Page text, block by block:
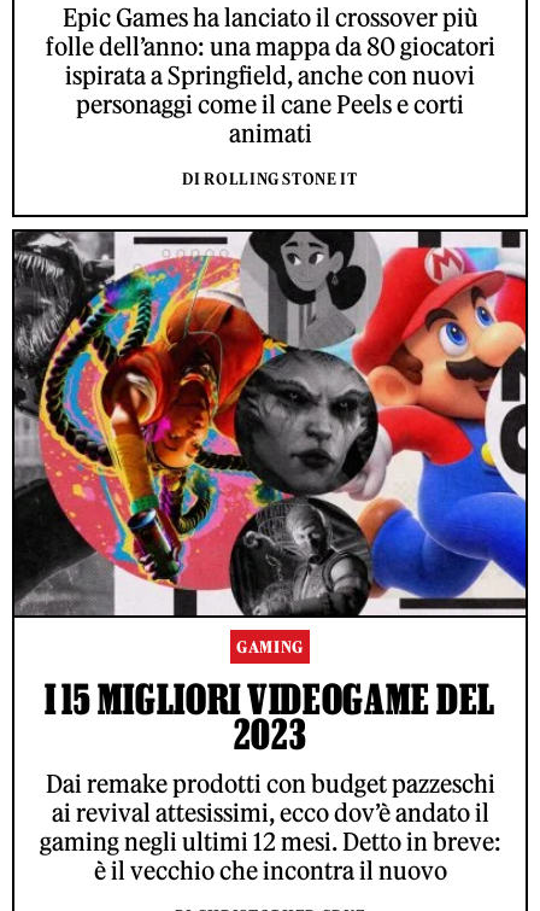
Epic Games ha lanciato il crossover più
folle dell’anno: una mappa da 80 giocatori
ispirata a Springfield, anche con nuovi
personaggi come il cane Peels e corti
animati
DI ROLLING STONE IT
GAMING
I 15 MIGLIORI VIDEOGAME DEL
2023
Dai remake prodotti con budget pazzeschi
ai revival attesissimi, ecco dov’è andato il
gaming negli ultimi 12 mesi. Detto in breve:
è il vecchio che incontra il nuovo